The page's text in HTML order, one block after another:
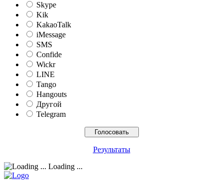
Skype
Kik
KakaoTalk
iMessage
SMS
Confide
Wickr
LINE
Tango
Hangouts
Другой
Telegram
Результаты
Loading ...